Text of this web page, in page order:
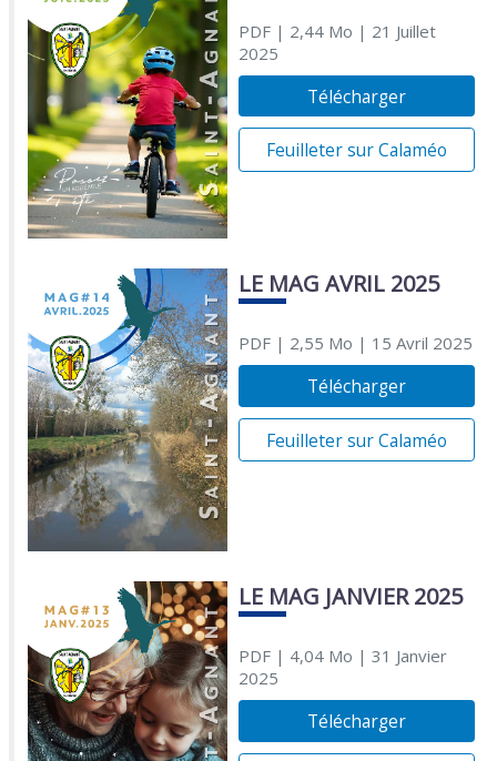
PDF| 2,44 Mo | 21 Juillet
2025
Télécharger
Feuilleter sur Calaméo
LE MAG AVRIL 2025
PDF| 2,55 Mo | 15 Avril 2025
Télécharger
Feuilleter sur Calaméo
LE MAG JANVIER 2025
PDF| 4,04 Mo | 31 Janvier
2025
Télécharger